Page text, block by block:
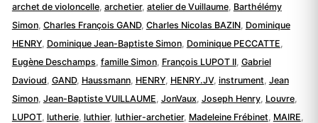
archet de violoncelle, archetier, atelier de Vuillaume, Barthélémy
Simon, Charles François GAND, Charles Nicolas BAZIN, Dominique
HENRY, Dominique Jean-Baptiste Simon, Dominique PECCATTE
Eugène Deschamps famille Simon, François LUPOT II, Gabriel
Davioud GAND, Haussmann, HENRY, HENRY.JV, instrument Jean
Simon, Jean-Baptiste VUILLAUME JonVaux, Joseph Henry, Louvre,
LUPOT, lutherie, luthier, luthier-archetier, Madeleine Frébinet MAIRE